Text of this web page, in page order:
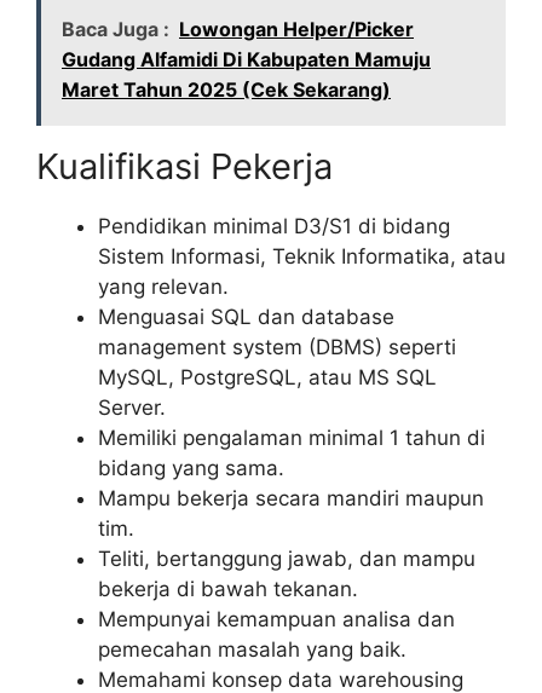
Baca Juga : Lowongan Helper/Picker
Gudang Alfamidi Di Kabupaten Mamuju
Maret Tahun 2025 (Cek Sekarang)
Kualifikasi Pekerja
Pendidikan minimal D3/S1 di bidang
Sistem Informasi, Teknik Informatika, atau
yang relevan.
Menguasai SQL dan database
management system (DBMS) seperti
MySQL, PostgreSQL, atau MS SQL
Server.
Memiliki pengalaman minimal 1 tahun di
bidang yang sama.
Mampu bekerja secara mandiri maupun
tim.
Teliti, bertanggung jawab, dan mampu
bekerja di bawah tekanan.
Mempunyai kemampuan analisa dan
pemecahan masalah yang baik.
Memahami konsep data warehousing